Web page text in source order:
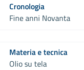
Cronologia
Fine anni Novanta
Materia e tecnica
Olio su tela